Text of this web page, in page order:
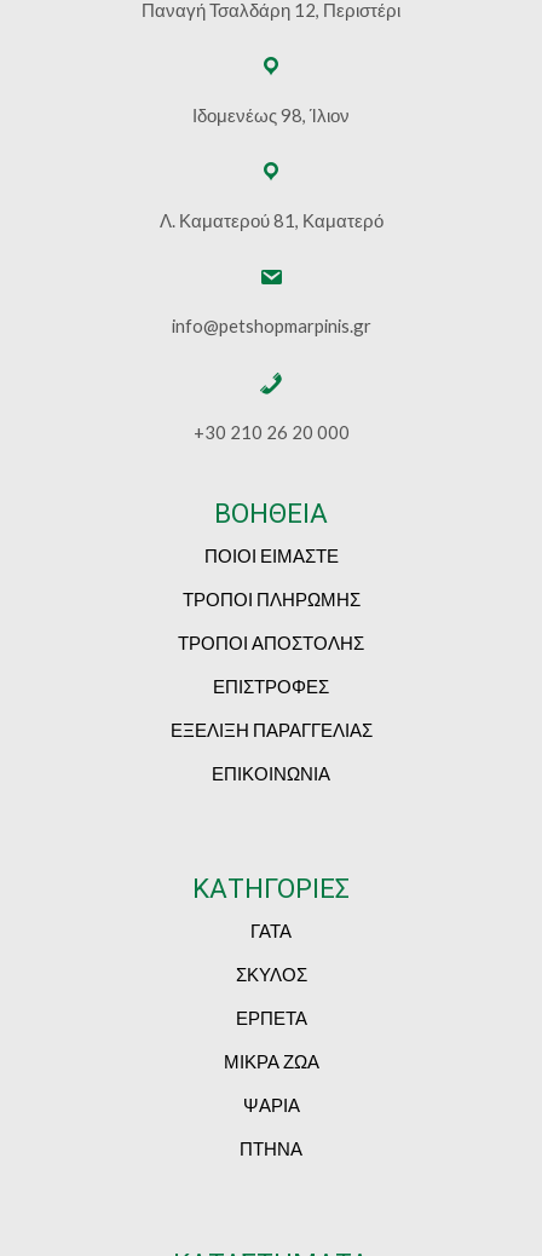
Παναγή Τσαλδάρη 12, Περιστέρι
Ιδομενέως 98, Ίλιον
Λ. Καματερού 81, Καματερό
info@petshopmarpinis.gr
+30 210 26 20 000
ΒΟΗΘΕΙΑ
ΠΟΙΟΙ ΕΙΜΑΣΤΕ
ΤΡΟΠΟΙ ΠΛΗΡΩΜΗΣ
ΤΡΟΠΟΙ ΑΠΟΣΤΟΛΗΣ
ΕΠΙΣΤΡΟΦΕΣ
ΕΞΕΛΙΞΗ ΠΑΡΑΓΓΕΛΙΑΣ
ΕΠΙΚΟΙΝΩΝΙΑ
ΚΑΤΗΓΟΡΙΕΣ
ΓΑΤΑ
ΣΚΥΛΟΣ
ΕΡΠΕΤΑ
ΜΙΚΡΑ ΖΩΑ
ΨΑΡΙΑ
ΠΤΗΝΑ